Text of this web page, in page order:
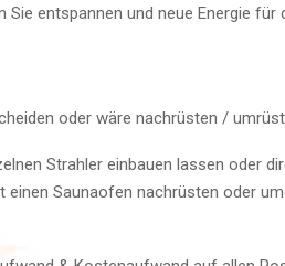
entspannen und neue Energie für
oder wäre nachrüsten /
Strahler einbauen lassen oder
Saunaofen nachrüsten oder